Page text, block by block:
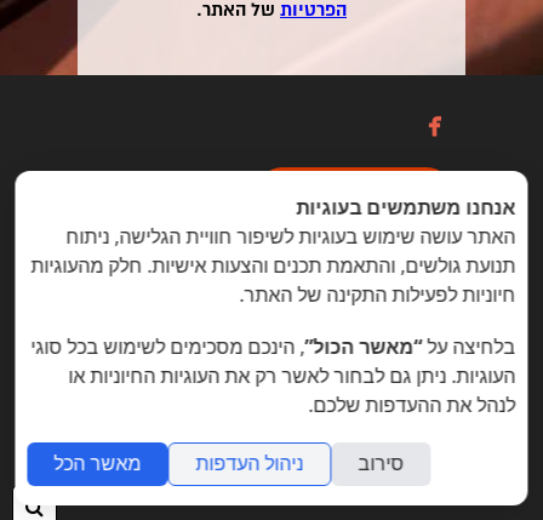
הפרטיות של האתר.

הזדמנויות מיוחדות ללקוחות folyou
צרו איתנו קשר הצהרת נגישות משרות
מה חדש תמיכה תנאי שימוש
אפיליאייטס אתר דו לשוני חנות וירטואלית
אנחנו משתמשים בעוגיות
האתר עושה שימוש בעוגיות לשיפור חוויית הגלישה, ניתוח
תנועת גולשים, והתאמת תכנים והצעות אישיות. חלק מהעוגיות
חיוניות לפעילות התקינה של האתר.
בלחיצה על“מאשר הכול”, הינכם מסכימים לשימוש בכל סוגי
העוגיות. ניתן גם לבחור לאשר רק את העוגיות החיוניות או
לנהל את ההעדפות שלכם.
סירוב ניהול העדפות מאשר הכל